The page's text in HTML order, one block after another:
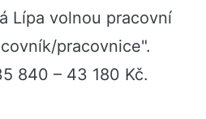
Lípa volnou pracovní
pracovnice".
840 – 43 180 Kč.